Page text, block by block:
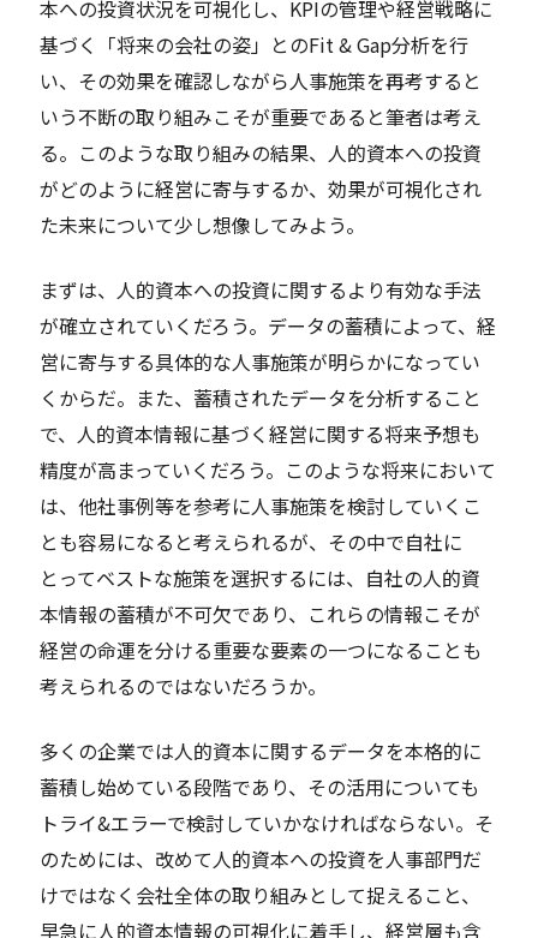
本への投資状況を可視化し、KPIの管理や経営戦略に
基づく「将来の会社の姿」とのFit & Gap分析を行
い、その効果を確認しながら人事施策を再考すると
いう不断の取り組みこそが重要であると筆者は考え
る。このような取り組みの結果、人的資本への投資
がどのように経営に寄与するか、効果が可視化され
た未来について少し想像してみよう。
まずは、人的資本への投資に関するより有効な手法
が確立されていくだろう。データの蓄積によって、経
営に寄与する具体的な人事施策が明らかになってい
くからだ。また、蓄積されたデータを分析すること
で、人的資本情報に基づく経営に関する将来予想も
精度が高まっていくだろう。このような将来において
は、他社事例等を参考に人事施策を検討していくこ
とも容易になると考えられるが、その中で自社に
とってベストな施策を選択するには、自社の人的資
本情報の蓄積が不可欠であり、これらの情報こそが
経営の命運を分ける重要な要素の一つになることも
考えられるのではないだろうか。
多くの企業では人的資本に関するデータを本格的に
蓄積し始めている段階であり、その活用についても
トライ&エラーで検討していかなければならない。そ
のためには、改めて人的資本への投資を人事部門だ
けではなく会社全体の取り組みとして捉えること、
早急に人的資本情報の可視化に着手し、経営層も含